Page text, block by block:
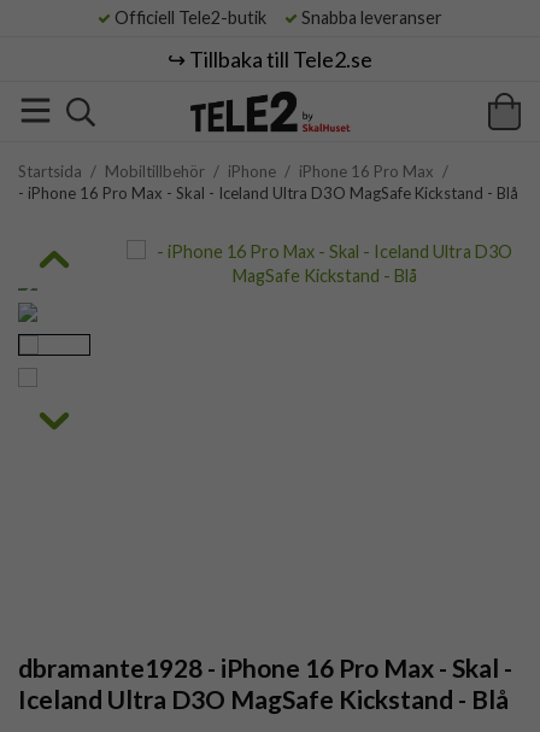
Officiell Tele2-butik Snabba leveranser
↪️ Tillbaka till Tele2.se
Startsida / Mobiltillbehör / iPhone / iPhone 16 Pro Max /
- iPhone 16 Pro Max - Skal - Iceland Ultra D3O MagSafe Kickstand - Blå
dbramante1928 - iPhone 16 Pro Max - Skal -
Iceland Ultra D3O MagSafe Kickstand - Blå